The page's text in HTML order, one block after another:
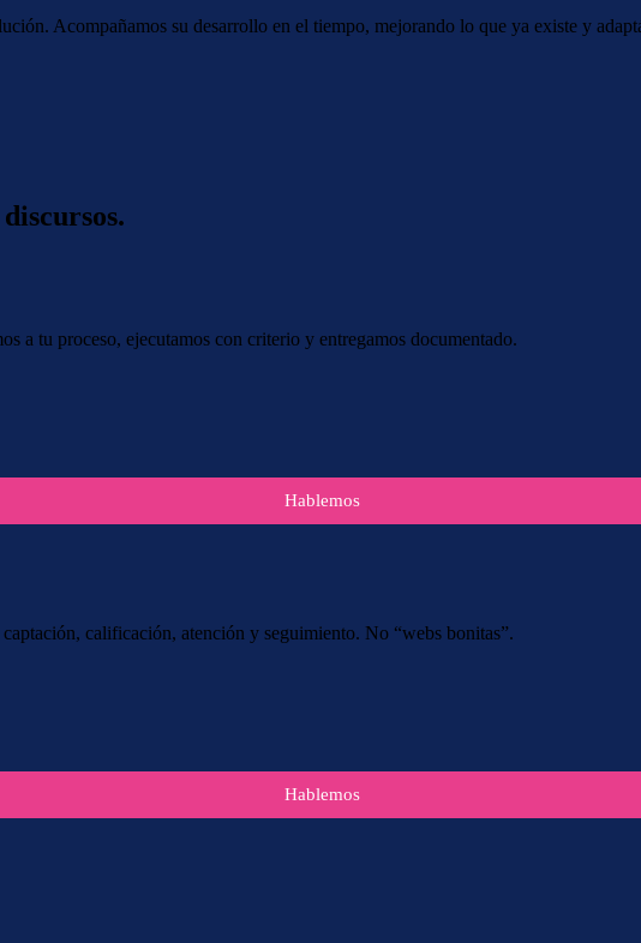
Acompañamos su desarrollo en el tiempo, mejorando lo que ya existe y
a tu proceso, ejecutamos con criterio y entregamos documentado.
Hablemos
calificación, atención y seguimiento. No “webs bonitas”.
Hablemos